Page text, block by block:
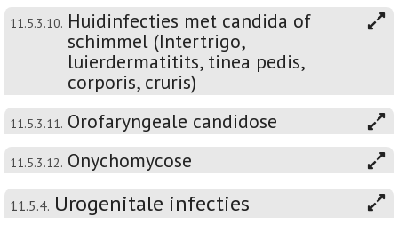
11.5.3.10. Huidinfecties met candida of
schimmel (Intertrigo,
luierdermatitits, tinea pedis,
corporis, cruris)
11.5.3.11. Orofaryngeale candidose
11.5.3.12. Onychomycose
11.5.4. Urogenitale infecties